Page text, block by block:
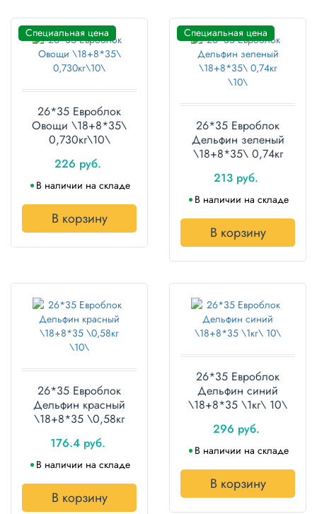
Сумки
Хозтовары
Товары
садоводов
Специальная цена
26*35 Евроблок
Овощи \18+8*35\
0,730кг\10\
226 руб.
В наличии на складе
В корзину
Специальная цена
26*35 Евроблок
Дельфин зеленый
\18+8*35\ 0,74кг
213 руб.
В наличии на складе
В корзину
26*35 Евроблок
Дельфин красный
\18+8*35 \0,58кг
176.4 руб.
В наличии на складе
В корзину
26*35 Евроблок
Дельфин синий
\18+8*35 \1кг\ 10\
296 руб.
В наличии на складе
В корзину